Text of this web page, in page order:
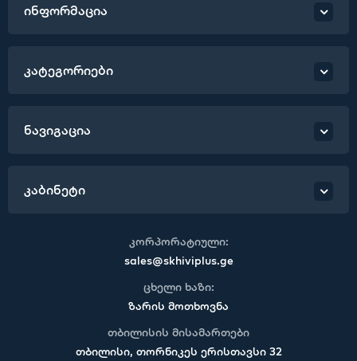
ინფორმაცია
კატეგორიები
ნავიგაცია
კაბინეტი
კორპორატიული:
sales@skhiviplus.ge
ცხელი ხაზი:
ზარის მოთხოვნა
თბილისის მისამართები
თბილისი, თორნიკეს ერისთავსი 32